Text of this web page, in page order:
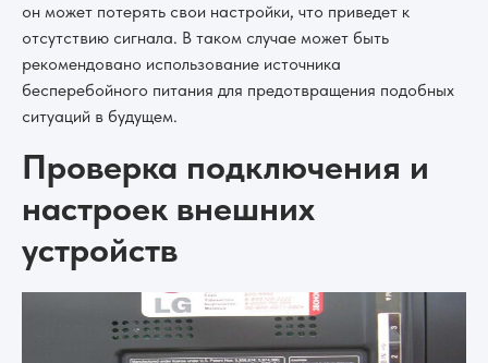
он может потерять свои настройки, что приведет к
отсутствию сигнала. В таком случае может быть
рекомендовано использование источника
бесперебойного питания для предотвращения подобных
ситуаций в будущем.
Проверка подключения и
настроек внешних
устройств